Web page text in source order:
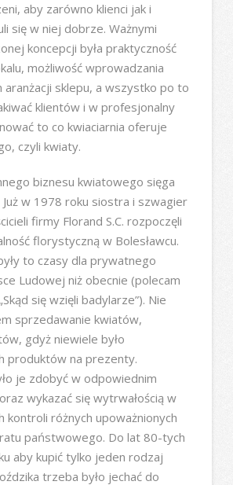
aby zarówno klienci jak i
się w niej dobrze. Ważnymi
koncepcji była praktyczność
możliwość wprowadzania
aranżacji sklepu, a wszystko po to
klientów i w profesjonalny
to co kwiaciarnia oferuje
czyli kwiaty.
biznesu kwiatowego sięga
Już w 1978 roku siostra i szwagier
firmy Florand S.C. rozpoczęli
florystyczną w Bolesławcu.
to czasy dla prywatnego
Ludowej niż obecnie (polecam
się wzięli badylarze”). Nie
sprzedawanie kwiatów,
gdyż niewiele było
produktów na prezenty.
je zdobyć w odpowiednim
wykazać się wytrwałością w
kontroli różnych upoważnionych
państwowego. Do lat 80-tych
aby kupić tylko jeden rodzaj
trzeba było jechać do